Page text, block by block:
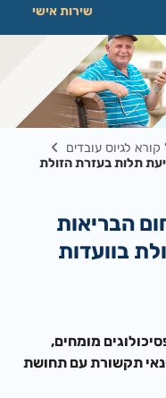
שירות אישי
לגיוס עובדים
תלות בעזרת הזולת
הבריאות
בוועדות
מומחים,
תקשורת עם תחושת